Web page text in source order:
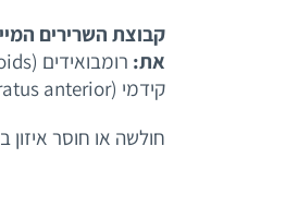
את:
קידמי (serratus anterior) ושריר הטרפז (trapezius).
חולשה או חוסר איזון